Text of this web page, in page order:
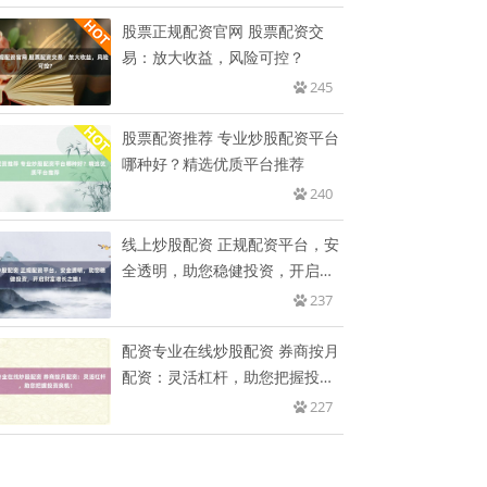
股票正规配资官网 股票配资交
易：放大收益，风险可控？
245
股票配资推荐 专业炒股配资平台
哪种好？精选优质平台推荐
240
线上炒股配资 正规配资平台，安
全透明，助您稳健投资，开启财
237
配资专业在线炒股配资 券商按月
配资：灵活杠杆，助您把握投资
227